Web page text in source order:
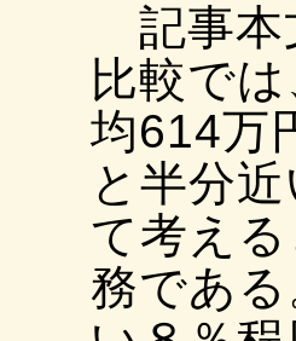
記事本
比較で
均614万
と半分
て考え
務であ